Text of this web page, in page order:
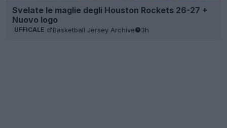
Svelate le maglie degli Houston Rockets 26-27 +
Nuovo logo
UFFICALE Basketball Jersey Archive 3h